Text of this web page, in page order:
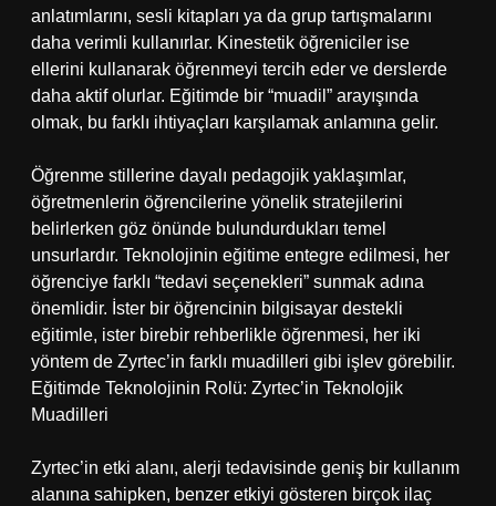
anlatımlarını, sesli kitapları ya da grup tartışmalarını
daha verimli kullanırlar. Kinestetik öğreniciler ise
ellerini kullanarak öğrenmeyi tercih eder ve derslerde
daha aktif olurlar. Eğitimde bir “muadil” arayışında
olmak, bu farklı ihtiyaçları karşılamak anlamına gelir.
Öğrenme stillerine dayalı pedagojik yaklaşımlar,
öğretmenlerin öğrencilerine yönelik stratejilerini
belirlerken göz önünde bulundurdukları temel
unsurlardır. Teknolojinin eğitime entegre edilmesi, her
öğrenciye farklı “tedavi seçenekleri” sunmak adına
önemlidir. İster bir öğrencinin bilgisayar destekli
eğitimle, ister birebir rehberlikle öğrenmesi, her iki
yöntem de Zyrtec’in farklı muadilleri gibi işlev görebilir.
Eğitimde Teknolojinin Rolü: Zyrtec’in Teknolojik
Muadilleri
Zyrtec’in etki alanı, alerji tedavisinde geniş bir kullanım
alanına sahipken, benzer etkiyi gösteren birçok ilaç